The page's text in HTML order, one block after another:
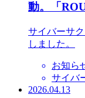
動。「
サイバーサ
しました。
お知ら
サイバ
2026.04.13